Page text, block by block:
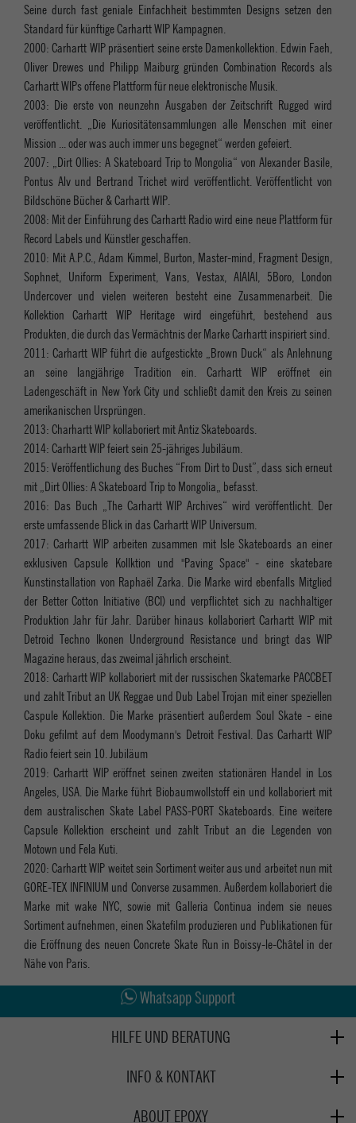
Seine durch fast geniale Einfachheit bestimmten Designs setzen den
Standard für künftige Carhartt WIP Kampagnen.
2000: Carhartt WIP präsentiert seine erste Damenkollektion. Edwin Faeh,
Oliver Drewes und Philipp Maiburg gründen Combination Records als
Carhartt WIPs offene Plattform für neue elektronische Musik.
2003: Die erste von neunzehn Ausgaben der Zeitschrift Rugged wird
veröffentlicht. „Die Kuriositätensammlungen alle Menschen mit einer
Mission ... oder was auch immer uns begegnet“ werden gefeiert.
2007: „Dirt Ollies: A Skateboard Trip to Mongolia“ von Alexander Basile,
Pontus Alv und Bertrand Trichet wird veröffentlicht. Veröffentlicht von
Bildschöne Bücher & Carhartt WIP.
2008: Mit der Einführung des Carhartt Radio wird eine neue Plattform für
Record Labels und Künstler geschaffen.
2010: Mit A.P.C., Adam Kimmel, Burton, Master-mind, Fragment Design,
Sophnet, Uniform Experiment, Vans, Vestax, AIAIAI, 5Boro, London
Undercover und vielen weiteren besteht eine Zusammenarbeit. Die
Kollektion Carhartt WIP Heritage wird eingeführt, bestehend aus
Produkten, die durch das Vermächtnis der Marke Carhartt inspiriert sind.
2011: Carhartt WIP führt die aufgestickte „Brown Duck“ als Anlehnung
an seine langjährige Tradition ein. Carhartt WIP eröffnet ein
Ladengeschäft in New York City und schließt damit den Kreis zu seinen
amerikanischen Ursprüngen.
2013: Charhartt WIP kollaboriert mit Antiz Skateboards.
2014: Carhartt WIP feiert sein 25-jähriges Jubiläum.
2015: Veröffentlichung des Buches “From Dirt to Dust”, dass sich erneut
mit „Dirt Ollies: A Skateboard Trip to Mongolia„ befasst.
2016: Das Buch „The Carhartt WIP Archives“ wird veröffentlicht. Der
erste umfassende Blick in das Carhartt WIP Universum.
2017: Carhartt WIP arbeiten zusammen mit Isle Skateboards an einer
exklusiven Capsule Kollktion und "Paving Space" - eine skatebare
Kunstinstallation von Raphaël Zarka. Die Marke wird ebenfalls Mitglied
der Better Cotton Initiative (BCI) und verpflichtet sich zu nachhaltiger
Produktion Jahr für Jahr. Darüber hinaus kollaboriert Carhartt WIP mit
Detroid Techno Ikonen Underground Resistance und bringt das WIP
Magazine heraus, das zweimal jährlich erscheint.
2018: Carhartt WIP kollaboriert mit der russischen Skatemarke PACCBET
und zahlt Tribut an UK Reggae und Dub Label Trojan mit einer speziellen
Caspule Kollektion. Die Marke präsentiert außerdem Soul Skate - eine
Doku gefilmt auf dem Moodymann's Detroit Festival. Das Carhartt WIP
Radio feiert sein 10. Jubiläum
2019: Carhartt WIP eröffnet seinen zweiten stationären Handel in Los
Angeles, USA. Die Marke führt Biobaumwollstoff ein und kollaboriert mit
dem australischen Skate Label PASS-PORT Skateboards. Eine weitere
Capsule Kollektion erscheint und zahlt Tribut an die Legenden von
Motown und Fela Kuti.
2020: Carhartt WIP weitet sein Sortiment weiter aus und arbeitet nun mit
GORE-TEX INFINIUM und Converse zusammen. Außerdem kollaboriert die
Marke mit wake NYC, sowie mit Galleria Continua indem sie neues
Sortiment aufnehmen, einen Skatefilm produzieren und Publikationen für
die Eröffnung des neuen Concrete Skate Run in Boissy-le-Châtel in der
Nähe von Paris.
Kauf auf Rechnung
HILFE UND BERATUNG
Retoure
INFO & KONTAKT
ABOUT EPOXY